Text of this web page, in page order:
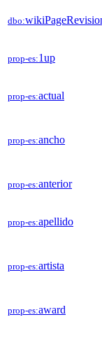
dbo:
prop-es:1up
prop-es:actual
prop-es:ancho
prop-es:anterior
prop-es:apellido
prop-es:artista
prop-es:award